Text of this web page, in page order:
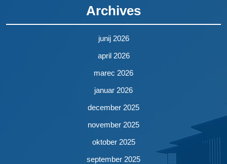
Archives
junij 2026
april 2026
marec 2026
januar 2026
december 2025
november 2025
oktober 2025
september 2025